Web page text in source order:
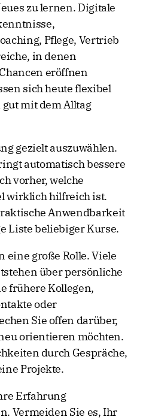
zu lernen. Digitale
Pflege, Vertrieb
in denen
eröffnen
sich heute flexibel
mit dem Alltag
gezielt auszuwählen.
automatisch bessere
vorher, welche
wirklich hilfreich ist.
Anwendbarkeit
Liste beliebiger Kurse.
eine große Rolle. Viele
über persönliche
frühere Kollegen,
oder
Sie offen darüber,
orientieren möchten.
durch Gespräche,
Projekte.
Erfahrung
Vermeiden Sie es, Ihr